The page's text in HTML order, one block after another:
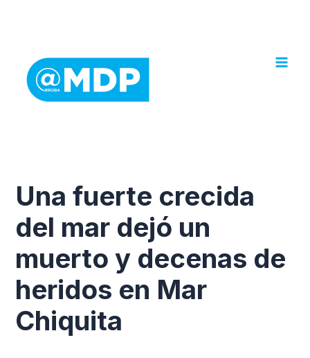
Una fuerte crecida
del mar dejó un
muerto y decenas de
heridos en Mar
Chiquita